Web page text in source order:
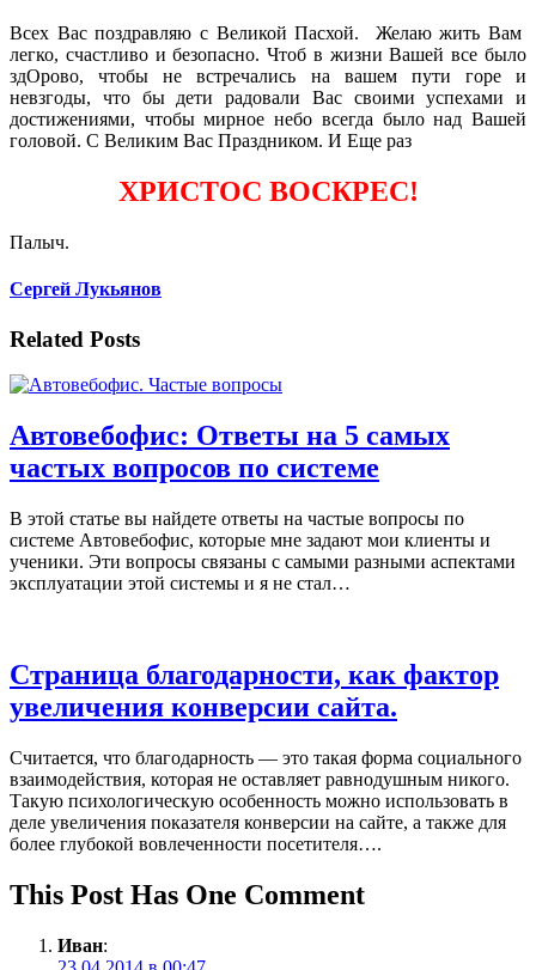
Всех Вас поздравляю с Великой Пасхой. Желаю жить Вам
легко, счастливо и безопасно. Чтоб в жизни Вашей все было
здОрово, чтобы не встречались на вашем пути горе и
невзгоды, что бы дети радовали Вас своими успехами и
достижениями, чтобы мирное небо всегда было над Вашей
головой. С Великим Вас Праздником. И Еще раз
ХРИСТОС ВОСКРЕС!
Палыч.
Сергей Лукьянов
Related Posts
Автовебофис: Ответы на 5 самых
частых вопросов по системе
В этой статье вы найдете ответы на частые вопросы по
системе Автовебофис, которые мне задают мои клиенты и
ученики. Эти вопросы связаны с самыми разными аспектами
эксплуатации этой системы и я не стал…
Страница благодарности, как фактор
увеличения конверсии сайта.
Считается, что благодарность — это такая форма социального
взаимодействия, которая не оставляет равнодушным никого.
Такую психологическую особенность можно использовать в
деле увеличения показателя конверсии на сайте, а также для
более глубокой вовлеченности посетителя….
This Post Has One Comment
Иван: